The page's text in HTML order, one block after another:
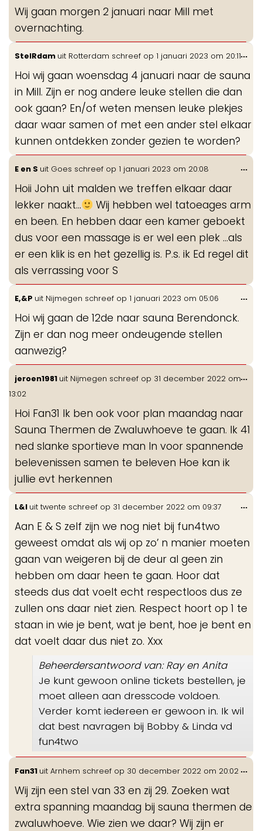
Wij gaan morgen 2 januari naar Mill met
overnachting.
StelRdam uit Rotterdam schreef op 1 januari 2023 om 20:11
Hoi wij gaan woensdag 4 januari naar de sauna
in Mill. Zijn er nog andere leuke stellen die dan
ook gaan? En/of weten mensen leuke plekjes
daar waar samen of met een ander stel elkaar
kunnen ontdekken zonder gezien te worden?
...
E en S uit Goes schreef op 1 januari 2023 om 20:08
Hoii John uit malden we treffen elkaar daar
lekker naakt...
Wij hebben wel tatoeages arm
en been. En hebben daar een kamer geboekt
dus voor een massage is er wel een plek ...als
er een klik is en het gezellig is. P.s. ik Ed regel dit
als verrassing voor S
...
E,&P uit Nijmegen schreef op 1 januari 2023 om 05:06
Hoi wij gaan de 12de naar sauna Berendonck.
Zijn er dan nog meer ondeugende stellen
aanwezig?
...
jeroen1981 uit Nijmegen schreef op 31 december 2022 om
13:02
Hoi Fan31 Ik ben ook voor plan maandag naar
Sauna Thermen de Zwaluwhoeve te gaan. Ik 41
ned slanke sportieve man In voor spannende
belevenissen samen te beleven Hoe kan ik
jullie evt herkennen
...
L&I uit twente schreef op 31 december 2022 om 09:37
Aan E & S zelf zijn we nog niet bij fun4two
geweest omdat als wij op zo’ n manier moeten
gaan van weigeren bij de deur al geen zin
hebben om daar heen te gaan. Hoor dat
steeds dus dat voelt echt respectloos dus ze
zullen ons daar niet zien. Respect hoort op 1 te
staan in wie je bent, wat je bent, hoe je bent en
dat voelt daar dus niet zo. Xxx
Beheerdersantwoord van: Ray en Anita
Je kunt gewoon online tickets bestellen, je
moet alleen aan dresscode voldoen.
Verder komt iedereen er gewoon in. Ik wil
dat best navragen bij Bobby & Linda vd
fun4two
...
Fan31 uit Arnhem schreef op 30 december 2022 om 20:02
Wij zijn een stel van 33 en zij 29. Zoeken wat
extra spanning maandag bij sauna thermen de
zwaluwhoeve. Wie zien we daar? Wij zijn er
...